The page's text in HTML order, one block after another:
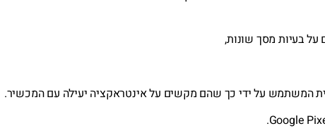
בעיות מסך שונות,
המשתמש על ידי כך שהם מקשים על אינטראקציה יעילה עם המכשיר.